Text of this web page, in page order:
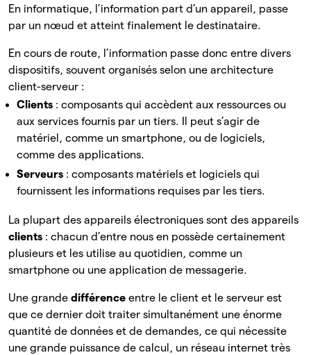
En informatique, l’information part d’un appareil, passe
par un nœud et atteint finalement le destinataire.
En cours de route, l’information passe donc entre divers
dispositifs, souvent organisés selon une architecture
client-serveur :
Clients : composants qui accèdent aux ressources ou
aux services fournis par un tiers. Il peut s’agir de
matériel, comme un smartphone, ou de logiciels,
comme des applications.
Serveurs : composants matériels et logiciels qui
fournissent les informations requises par les tiers.
La plupart des appareils électroniques sont des appareils
clients : chacun d’entre nous en possède certainement
plusieurs et les utilise au quotidien, comme un
smartphone ou une application de messagerie.
Une grande différence entre le client et le serveur est
que ce dernier doit traiter simultanément une énorme
quantité de données et de demandes, ce qui nécessite
une grande puissance de calcul, un réseau internet très